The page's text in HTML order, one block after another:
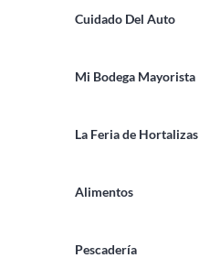
Cuidado Del Auto
Mi Bodega Mayorista
La Feria de Hortalizas
Alimentos
Pescadería